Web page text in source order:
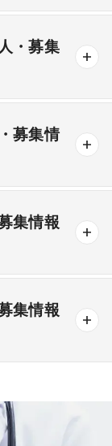
総合診療科
喉科
の他
・募集
制度あり
リア歓迎
募集情
集情報
集情報